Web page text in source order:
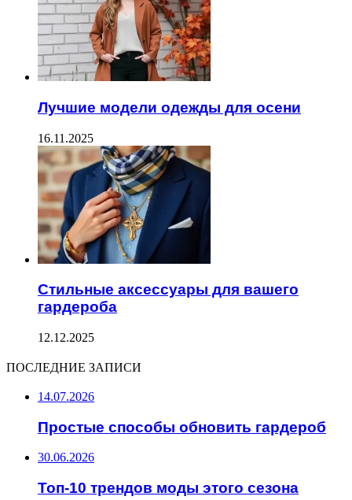
Лучшие модели одежды для осени
16.11.2025
Стильные аксессуары для вашего
гардероба
12.12.2025
ПОСЛЕДНИЕ ЗАПИСИ
14.07.2026
Простые способы обновить гардероб
30.06.2026
Топ-10 трендов моды этого сезона